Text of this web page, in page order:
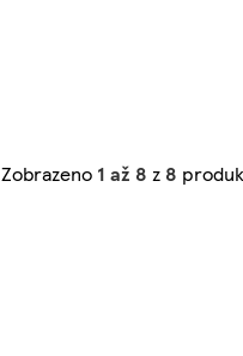
Zobrazeno 1 až 8 z 8